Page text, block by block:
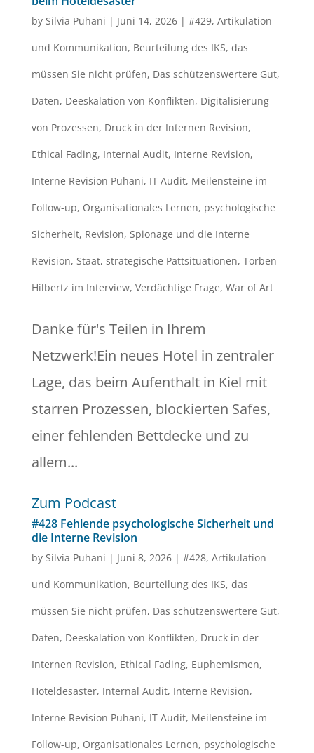
by Silvia Puhani | Juni 14, 2026| #429, Artikulation
und Kommunikation, Beurteilung des IKS, das
müssen Sie nicht prüfen, Das schützenswertere Gut,
Daten, Deeskalation von Konflikten, Digitalisierung
von Prozessen, Druck in der Internen Revision,
Ethical Fading, Internal Audit, Interne Revision,
Interne Revision Puhani, IT Audit, Meilensteine im
Follow-up, Organisationales Lernen, psychologische
Sicherheit, Revision, Spionage und die Interne
Revision, Staat, strategische Pattsituationen, Torben
Hilbertz im Interview, Verdächtige Frage, War of Art
Danke für's Teilen in Ihrem
Netzwerk!Ein neues Hotel in zentraler
Lage, das beim Aufenthalt in Kiel mit
starren Prozessen, blockierten Safes,
einer fehlenden Bettdecke und zu
allem...
Zum Podcast
#428 Fehlende psychologische Sicherheit und
die Interne Revision
by Silvia Puhani | Juni 8, 2026| #428, Artikulation
und Kommunikation, Beurteilung des IKS, das
müssen Sie nicht prüfen, Das schützenswertere Gut,
Daten, Deeskalation von Konflikten, Druck in der
Internen Revision, Ethical Fading, Euphemismen,
Hoteldesaster, Internal Audit, Interne Revision,
Interne Revision Puhani, IT Audit, Meilensteine im
Follow-up, Organisationales Lernen, psychologische